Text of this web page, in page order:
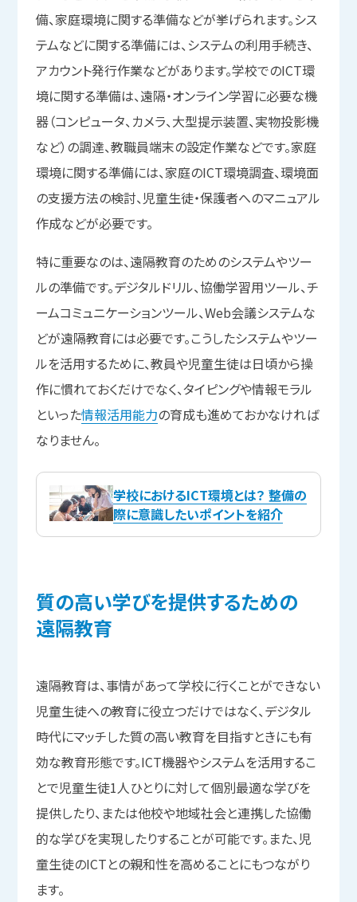
備、家庭環境に関する準備などが挙げられます。シス
テムなどに関する準備には、システムの利用手続き、
アカウント発行作業などがあります。学校でのICT環
境に関する準備は、遠隔・オンライン学習に必要な機
器（コンピュータ、カメラ、大型提示装置、実物投影機
など）の調達、教職員端末の設定作業などです。家庭
環境に関する準備には、家庭のICT環境調査、環境面
の支援方法の検討、児童生徒・保護者へのマニュアル
作成などが必要です。
特に重要なのは、遠隔教育のためのシステムやツー
ルの準備です。デジタルドリル、協働学習用ツール、チ
ームコミュニケーションツール、Web会議システムな
どが遠隔教育には必要です。こうしたシステムやツー
ルを活用するために、教員や児童生徒は日頃から操
作に慣れておくだけでなく、タイピングや情報モラル
といった情報活用能力の育成も進めておかなければ
なりません。
学校におけるICT環境とは？ 整備の
際に意識したいポイントを紹介
質の高い学びを提供するための
遠隔教育
遠隔教育は、事情があって学校に行くことができない
児童生徒への教育に役立つだけではなく、デジタル
時代にマッチした質の高い教育を目指すときにも有
効な教育形態です。ICT機器やシステムを活用するこ
とで児童生徒1人ひとりに対して個別最適な学びを
提供したり、または他校や地域社会と連携した協働
的な学びを実現したりすることが可能です。また、児
童生徒のICTとの親和性を高めることにもつながり
ます。